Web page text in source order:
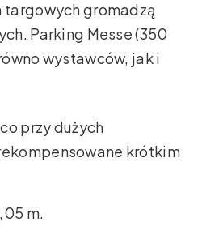
targowych gromadzą
Parking Messe (350
wystawców, jak i
przy dużych
krótkim
m.